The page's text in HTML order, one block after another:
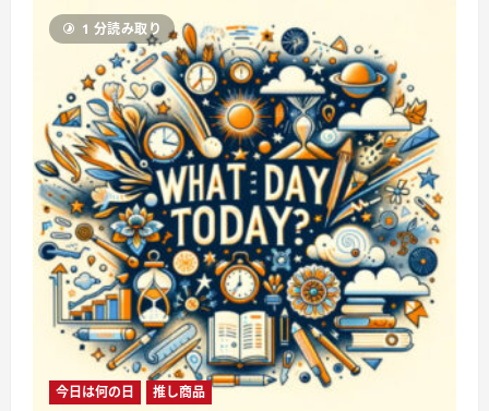
ス
キ
ャ
ラ
ク
タ
ー
の
魅
力
と
学
び、
あ
な
た
の
未
来
へ
の
羅
針
盤
に
つ
1 分読み取り
今日は何の日 推し商品